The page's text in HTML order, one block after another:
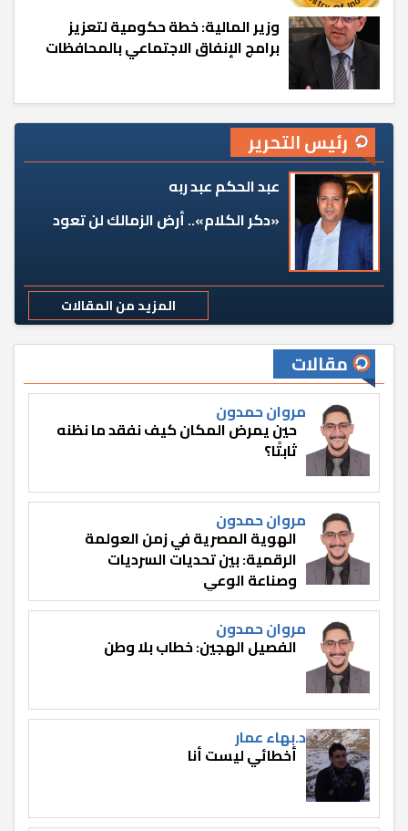
وزير المالية: خطة حكومية لتعزيز
برامج الإنفاق الاجتماعي بالمحافظات
رئيس التحرير
عبد الحكم عبد ربه
«دكر الكلام».. أرض الزمالك لن تعود
المزيد من المقالات
مقالات
مروان حمدون
حين يمرض المكان كيف نفقد ما نظنه
ثابتًا؟
مروان حمدون
الهوية المصرية في زمن العولمة
الرقمية: بين تحديات السرديات
وصناعة الوعي
مروان حمدون
الفصيل الهجين: خطاب بلا وطن
د.بهاء عمار
أخطائي ليست أنا